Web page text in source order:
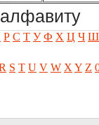
Р С Т У Ф Х Ц Ч Ш
S T U V W X Y Z